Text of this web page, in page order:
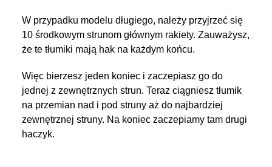
W przypadku modelu długiego, należy przyjrzeć się
10 środkowym strunom głównym rakiety. Zauważysz,
że te tłumiki mają hak na każdym końcu.
Więc bierzesz jeden koniec i zaczepiasz go do
jednej z zewnętrznych strun. Teraz ciągniesz tłumik
na przemian nad i pod struny aż do najbardziej
zewnętrznej struny. Na koniec zaczepiamy tam drugi
haczyk.